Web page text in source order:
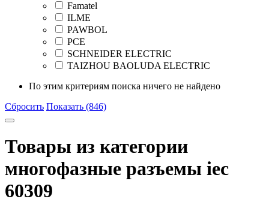
Famatel
ILME
PAWBOL
PCE
SCHNEIDER ELECTRIC
TAIZHOU BAOLUDA ELECTRIC
По этим критериям поиска ничего не найдено
Сбросить Показать (846)
Товары из категории
многофазные разъемы iec
60309